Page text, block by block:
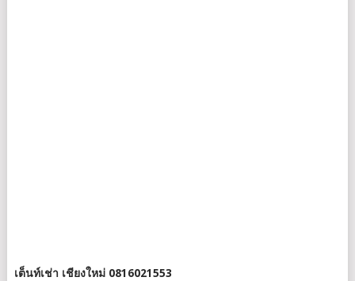
เต็นท์เช่า เชียงใหม่ 0816021553